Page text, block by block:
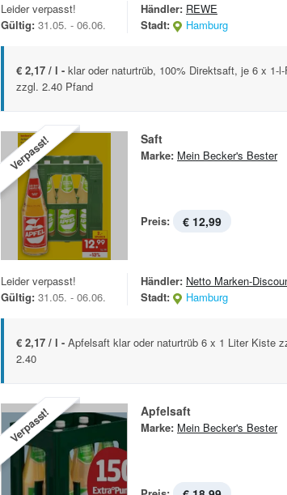
Leider verpasst!
Gültig: 31.05. - 06.06.
Händler: REWE
Stadt:
Hamburg
€ 2,17 / l - klar oder naturtrüb, 100% Direktsaft, je 6 x 1-
zzgl. 2.40 Pfand
Verpasst! Saft
Marke: Mein Becker's Bester
Preis: € 12,99
Leider verpasst!
Gültig: 31.05. - 06.06.
Händler: Netto Marken-
Stadt:
Hamburg
€ 2,17 / l - Apfelsaft klar oder naturtrüb 6 x 1 Liter Kiste
2.40
Verpasst! Apfelsaft
Marke: Mein Becker's Bester